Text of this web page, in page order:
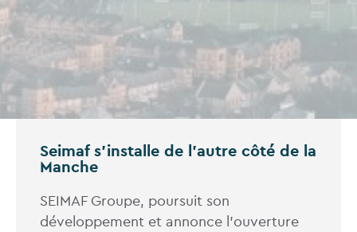
Seimaf s'installe de l'autre côté de la
Manche
SEIMAF Groupe, poursuit son
développement et annonce l’ouverture